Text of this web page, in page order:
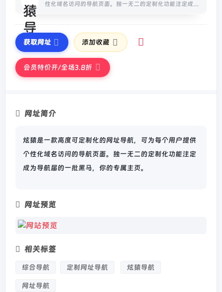
性化域名访问的导航页面。独一无二的定制化功能注定成为
获取网址 添加收藏
会员特价开/全场3.8折
网址简介
炫猿是一款高度可定制化的网址导航，可为每个用户提供
个性化域名访问的导航页面。独一无二的定制化功能注定
成为导航届的一批黑马，你的专属主页。
网址预览
相关标签
综合导航 定制网址导航 炫猿导航
网址导航